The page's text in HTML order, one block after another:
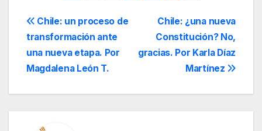
Navegación
de
entradas
Chile: ¿una nueva
Constitución? No,
gracias. Por Karla Díaz
Martínez
Chile: un proceso de
transformación ante
una nueva etapa. Por
Magdalena León T.